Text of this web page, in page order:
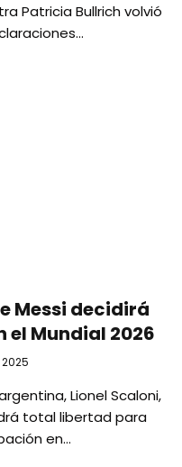
Patricia Bullrich volvió
Messi decidirá
Mundial 2026
Lionel Scaloni,
total libertad para
en…